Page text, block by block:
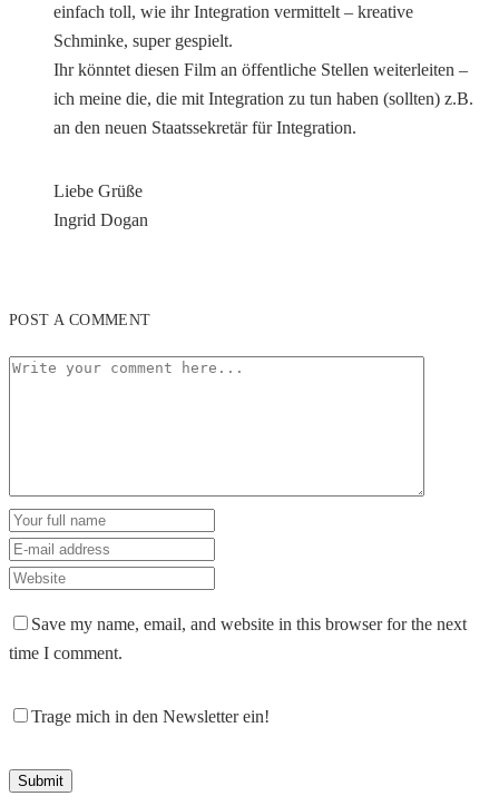
einfach toll, wie ihr Integration vermittelt – kreative
Schminke, super gespielt.
Ihr könntet diesen Film an öffentliche Stellen weiterleiten –
ich meine die, die mit Integration zu tun haben (sollten) z.B.
an den neuen Staatssekretär für Integration.
Liebe Grüße
Ingrid Dogan
POST A COMMENT
Save my name, email, and website in this browser for the next
time I comment.
Trage mich in den Newsletter ein!